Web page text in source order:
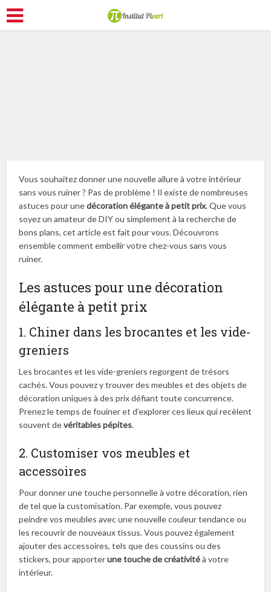
Vous souhaitez donner une nouvelle allure à votre intérieur
sans vous ruiner ? Pas de problème ! Il existe de nombreuses
astuces pour unedécoration élégante à petit prix. Que vous
soyez un amateur de DIY ou simplement à la recherche de
bons plans, cet article est fait pour vous. Découvrons
ensemble comment embellir votre chez-vous sans vous
ruiner.
Les astuces pour une décoration
élégante à petit prix
1. Chiner dans les brocantes et les vide-
greniers
Les brocantes et les vide-greniers regorgent de trésors
cachés. Vous pouvez y trouver des meubles et des objets de
décoration uniques à des prix défiant toute concurrence.
Prenez le temps de fouiner et d’explorer ces lieux qui recèlent
souvent devéritables pépites.
2. Customiser vos meubles et
accessoires
Pour donner une touche personnelle à votre décoration, rien
de tel que la customisation. Par exemple, vous pouvez
peindre vos meubles avec une nouvelle couleur tendance ou
les recouvrir de nouveaux tissus. Vous pouvez également
ajouter des accessoires, tels que des coussins ou des
stickers, pour apporterune touche de créativitéà votre
intérieur.